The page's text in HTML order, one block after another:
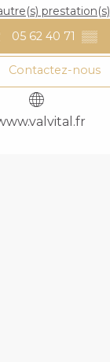
prestation(s)
05 62 40 71 ▒▒
Contactez-nous